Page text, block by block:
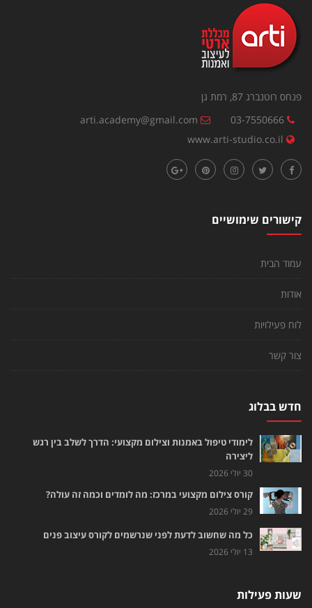
פנחס רוטנברג 87, רמת גן
03-7550666
arti.academy@gmail.com
www.arti-studio.co.il
קישורים שימושיים
עמוד הבית
אודות
לוח פעילויות
צור קשר
חדש בבלוג
לימודי טיפול באמנות וצילום מקצועי: הדרך לשלב בין רגש
ליצירה
30 יולי 2026
קורס צילום מקצועי במרכז: מה לומדים וכמה זה עולה?
29 יולי 2026
כל מה שחשוב לדעת לפני שנרשמים לקורס עיצוב פנים
13 יולי 2026
שעות פעילות